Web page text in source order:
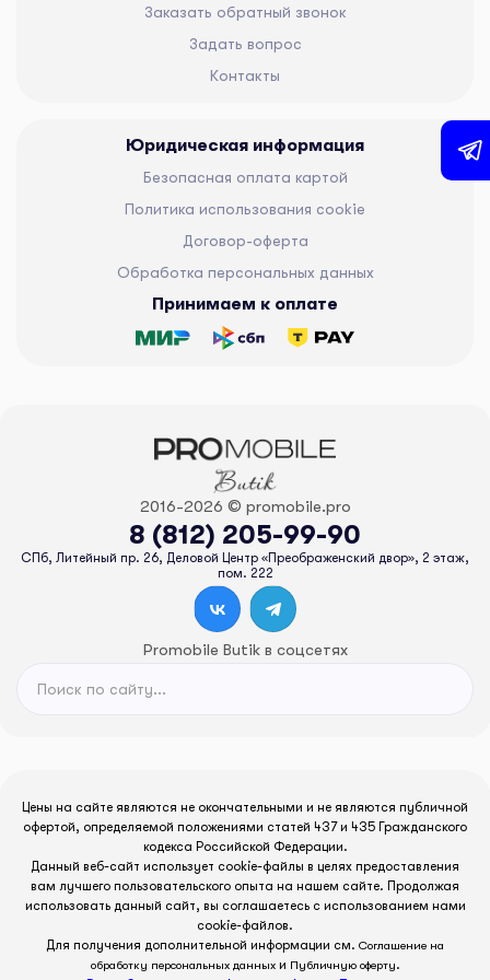
Заказать обратный звонок
Задать вопрос
Контакты
Юридическая информация
Безопасная оплата картой
Политика использования cookie
Договор-оферта
Обработка персональных данных
Принимаем к оплате
2016-2026 © promobile.pro
8 (812) 205-99-90
СПб, Литейный пр. 26, Деловой Центр «Преображенский двор», 2 этаж,
пом. 222
Promobile Butik в соцсетях
Цены на сайте являются не окончательными и не являются публичной
офертой, определяемой положениями статей 437 и 435 Гражданского
кодекса Российской Федерации.
Данный веб-сайт использует cookie-файлы в целях предоставления
вам лучшего пользовательского опыта на нашем сайте. Продолжая
использовать данный сайт, вы соглашаетесь с использованием нами
cookie-файлов.
Для получения дополнительной информации см. Соглашение на
обработку персональных данныхи Публичную оферту.